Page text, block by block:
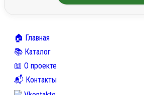
🏠 Главная
📚 Каталог
📖 О проекте
📬 Контакты